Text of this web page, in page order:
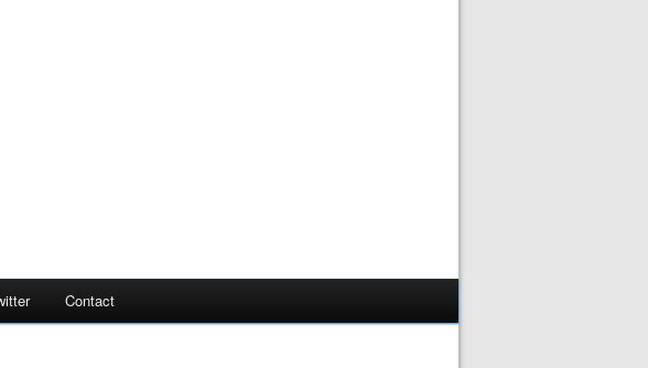
Contact